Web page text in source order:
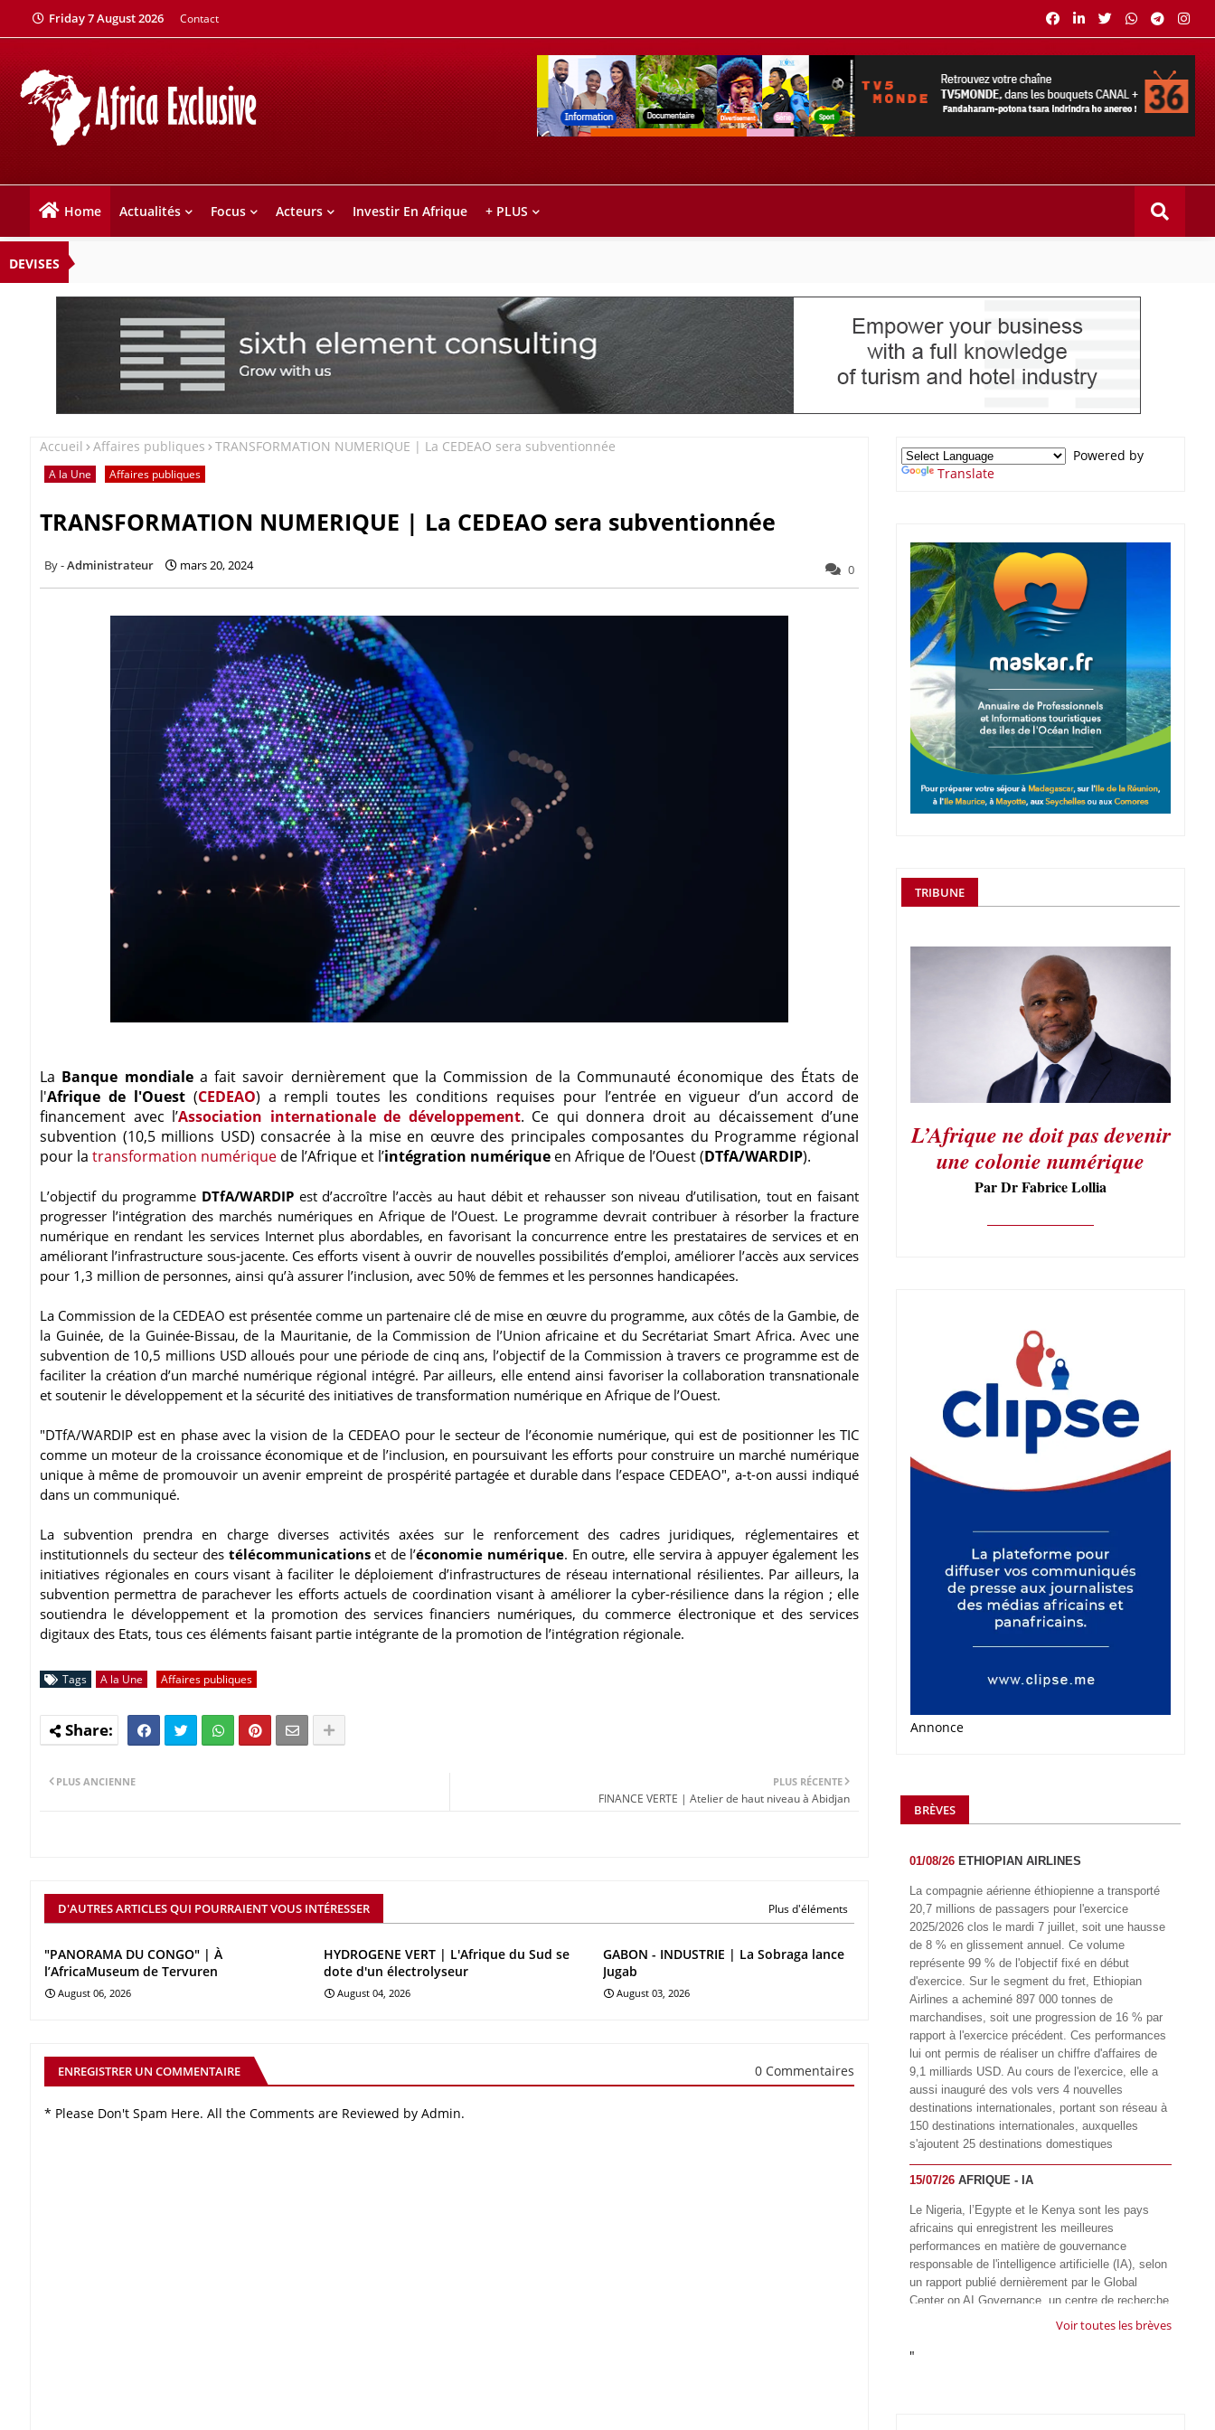
Friday 7 August 2026 Contact
Home Actualités Focus Acteurs Investir En Afrique + PLUS
DEVISES
Accueil Affaires publiques TRANSFORMATION NUMERIQUE | La CEDEAO sera subventionnée
A la Une Affaires publiques
TRANSFORMATION NUMERIQUE | La CEDEAO sera subventionnée
Administrateur mars 20, 2024 0
La Banque mondialea fait savoir dernièrement que la Commission de la Communauté économique des États de
l'Afrique de l'Ouest(CEDEAO) a rempli toutes les conditions requises pour l’entrée en vigueur d’un accord de
financement avec l’Association internationale de développement. Ce qui donnera droit au décaissement d’une
subvention (10,5 millions USD) consacrée à la mise en œuvre des principales composantes du Programme régional
pour la transformation numérique de l’Afrique et l’intégration numérique en Afrique de l’Ouest (DTfA/WARDIP).
L’objectif du programme DTfA/WARDIPest d’accroître l’accès au haut débit et rehausser son niveau d’utilisation, tout en faisant
progresser l’intégration des marchés numériques en Afrique de l’Ouest. Le programme devrait contribuer à résorber la fracture
numérique en rendant les services Internet plus abordables, en favorisant la concurrence entre les prestataires de services et en
améliorant l’infrastructure sous-jacente. Ces efforts visent à ouvrir de nouvelles possibilités d’emploi, améliorer l’accès aux services
pour 1,3 million de personnes, ainsi qu’à assurer l’inclusion, avec 50% de femmes et les personnes handicapées.
La Commission de la CEDEAO est présentée comme un partenaire clé de mise en œuvre du programme, aux côtés de la Gambie, de
la Guinée, de la Guinée-Bissau, de la Mauritanie, de la Commission de l’Union africaine et du Secrétariat Smart Africa. Avec une
subvention de 10,5 millions USD alloués pour une période de cinq ans, l’objectif de la Commission à travers ce programme est de
faciliter la création d’un marché numérique régional intégré. Par ailleurs, elle entend ainsi favoriser la collaboration transnationale
et soutenir le développement et la sécurité des initiatives de transformation numérique en Afrique de l’Ouest.
"DTfA/WARDIP est en phase avec la vision de la CEDEAO pour le secteur de l’économie numérique, qui est de positionner les TIC
comme un moteur de la croissance économique et de l’inclusion, en poursuivant les efforts pour construire un marché numérique
unique à même de promouvoir un avenir empreint de prospérité partagée et durable dans l’espace CEDEAO", a-t-on aussi indiqué
dans un communiqué.
La subvention prendra en charge diverses activités axées sur le renforcement des cadres juridiques, réglementaires et
institutionnels du secteur des télécommunicationset de l’économie numérique. En outre, elle servira à appuyer également les
initiatives régionales en cours visant à faciliter le déploiement d’infrastructures de réseau international résilientes. Par ailleurs, la
subvention permettra de parachever les efforts actuels de coordination visant à améliorer la cyber-résilience dans la région ; elle
soutiendra le développement et la promotion des services financiers numériques, du commerce électronique et des services
digitaux des Etats, tous ces éléments faisant partie intégrante de la promotion de l’intégration régionale.
Tags A la Une Affaires publiques
PLUS RÉCENTE
FINANCE VERTE | Atelier de haut niveau à Abidjan
PLUS ANCIENNE
D'AUTRES ARTICLES QUI POURRAIENT VOUS INTÉRESSER Plus d'éléments
"PANORAMA DU CONGO" | À
l’AfricaMuseum de Tervuren
August 06, 2026
HYDROGENE VERT | L'Afrique du Sud se
dote d'un électrolyseur
August 04, 2026
GABON - INDUSTRIE | La Sobraga lance
Jugab
August 03, 2026
ENREGISTRER UN COMMENTAIRE 0 Commentaires
* Please Don't Spam Here. All the Comments are Reviewed by Admin.
Powered by
Translate
TRIBUNE
L’Afrique ne doit pas devenir
une colonie numérique
Par Dr Fabrice Lollia
Annonce
BRÈVES
01/08/26 ETHIOPIAN AIRLINES
La compagnie aérienne éthiopienne a transporté
20,7 millions de passagers pour l'exercice
2025/2026 clos le mardi 7 juillet, soit une hausse
de 8 % en glissement annuel. Ce volume
représente 99 % de l'objectif fixé en début
d'exercice. Sur le segment du fret, Ethiopian
Airlines a acheminé 897 000 tonnes de
marchandises, soit une progression de 16 % par
rapport à l'exercice précédent. Ces performances
lui ont permis de réaliser un chiffre d'affaires de
9,1 milliards USD. Au cours de l'exercice, elle a
aussi inauguré des vols vers 4 nouvelles
destinations internationales, portant son réseau à
150 destinations internationales, auxquelles
s'ajoutent 25 destinations domestiques
15/07/26 AFRIQUE - IA
Le Nigeria, l’Egypte et le Kenya sont les pays
africains qui enregistrent les meilleures
performances en matière de gouvernance
responsable de l'intelligence artificielle (IA), selon
un rapport publié dernièrement par le Global
Center on AI Governance, un centre de recherche
basé en Afrique du Sud, qui œuvre à promouvoir
à l'échelle mondiale. Alors que l’IA transforme
Voir toutes les brèves
"